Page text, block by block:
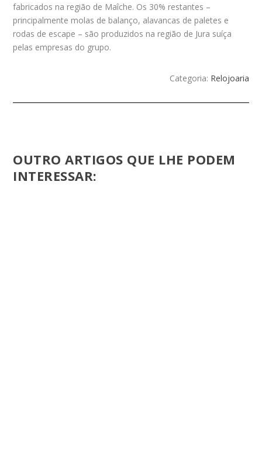
fabricados na região de Maîche. Os 30% restantes –
principalmente molas de balanço, alavancas de paletes e
rodas de escape – são produzidos na região de Jura suíça
pelas empresas do grupo.
Categoria: Relojoaria
OUTRO ARTIGOS QUE LHE PODEM
INTERESSAR: